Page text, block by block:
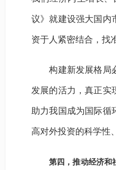
议》就建设强大国内
资于人紧密结合，找
构建新发展格局必
发展的活力，真正实
助力我国成为国际循
高对外投资的科学性
第四，推动经济和